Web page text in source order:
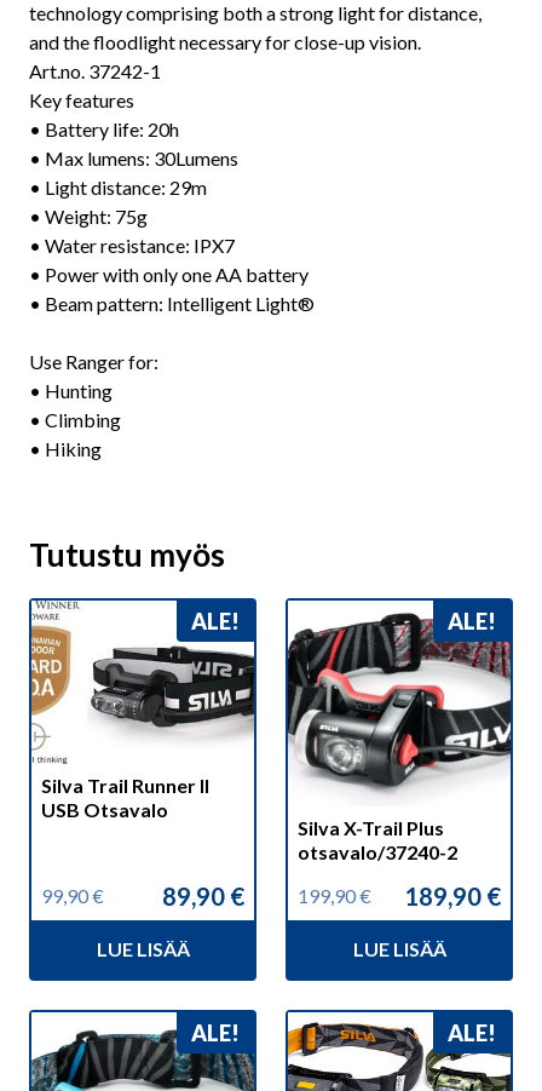
technology comprising both a strong light for distance,
and the floodlight necessary for close-up vision.
Art.no. 37242-1
Key features
• Battery life: 20h
• Max lumens: 30Lumens
• Light distance: 29m
• Weight: 75g
• Water resistance: IPX7
• Power with only one AA battery
• Beam pattern: Intelligent Light®
Use Ranger for:
• Hunting
• Climbing
• Hiking
Tutustu myös
ALE!
Silva Trail Runner II
USB Otsavalo
99,90€
Alkuperäinen
hinta
99,90 €.
89,90 €
Nykyinen
hinta
89,90 €.
LUE LISÄÄ
ALE!
Silva X-Trail Plus
otsavalo/37240-2
199,90€
Alkuperäinen
hinta
199,90 €.
189,90 €
Nykyinen
hinta
189,90 €.
LUE LISÄÄ
ALE! ALE!